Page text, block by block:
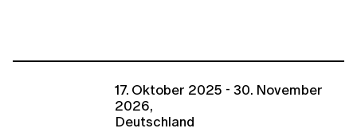
17. Oktober 2025 - 30. November
2026,
Deutschland